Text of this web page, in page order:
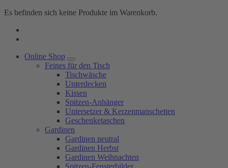
Es befinden sich keine Produkte im Warenkorb.
Online Shop
Feines für den Tisch
Tischwäsche
Unterdecken
Kissen
Spitzen-Anhänger
Untersetzer & Kerzenmanschetten
Geschenketaschen
Gardinen
Gardinen neutral
Gardinen Herbst
Gardinen Weihnachten
Spitzen-Fensterbilder